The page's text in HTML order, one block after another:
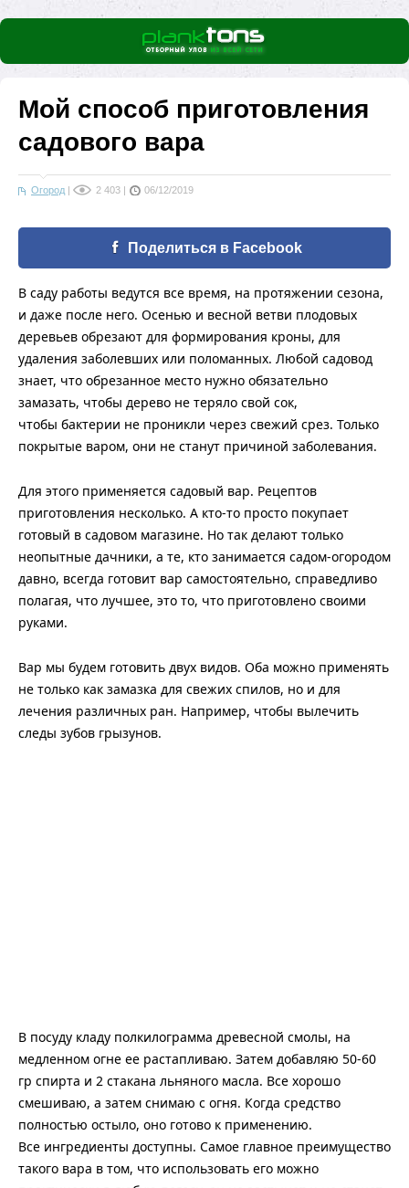
Мой способ приготовления
садового вара
Огород | 2 403 | 06/12/2019
Поделиться в Facebook
В саду работы ведутся все время, на протяжении сезона,
и даже после него. Осенью и весной ветви плодовых
деревьев обрезают для формирования кроны, для
удаления заболевших или поломанных. Любой садовод
знает, что обрезанное место нужно обязательно
замазать, чтобы дерево не теряло свой сок,
чтобы бактерии не проникли через свежий срез. Только
покрытые варом, они не станут причиной заболевания.
Для этого применяется садовый вар. Рецептов
приготовления несколько. А кто-то просто покупает
готовый в садовом магазине. Но так делают только
неопытные дачники, а те, кто занимается садом-огородом
давно, всегда готовит вар самостоятельно, справедливо
полагая, что лучшее, это то, что приготовлено своими
руками.
Вар мы будем готовить двух видов. Оба можно применять
не только как замазка для свежих спилов, но и для
лечения различных ран. Например, чтобы вылечить
следы зубов грызунов.
В посуду кладу полкилограмма древесной смолы, на
медленном огне ее растапливаю. Затем добавляю 50-60
гр спирта и 2 стакана льняного масла. Все хорошо
смешиваю, а затем снимаю с огня. Когда средство
полностью остыло, оно готово к применению.
Все ингредиенты доступны. Самое главное преимущество
такого вара в том, что использовать его можно